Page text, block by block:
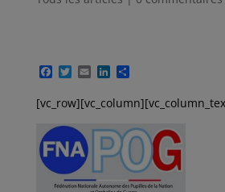
F
c
e
b
o
k
T
i
t
t
e
r
E
a
i
L
n
k
d
I
n
P
r
t
a
g
e
r